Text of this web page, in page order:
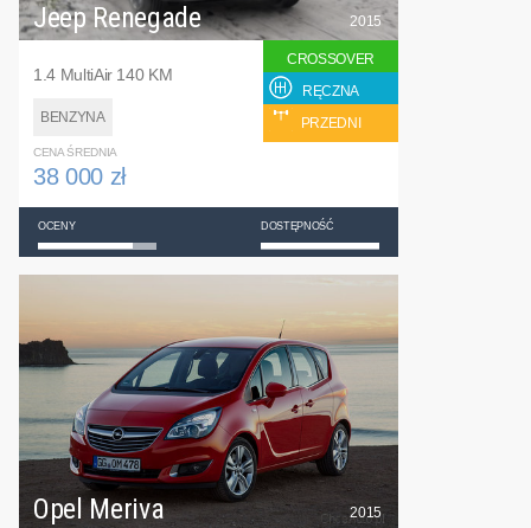
Jeep Renegade
1.4 MultiAir 140 KM
BENZYNA
2015
CROSSOVER
RĘCZNA
PRZEDNI
CENA ŚREDNIA
38 000 zł
OCENY DOSTĘPNOŚĆ
Opel Meriva 2015